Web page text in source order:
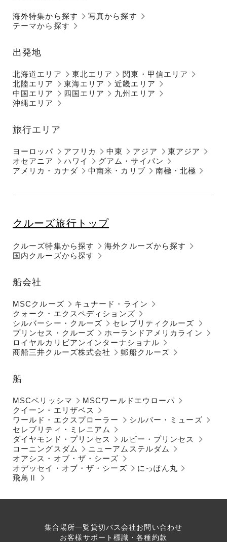
海外特集から探す
テーマから探す
写真から探す
出発地
北海道エリア 東北エリア
関東・甲信エリア
北陸エリア
東海エリア
近畿エリア
中国エリア
四国エリア
九州エリア
沖縄エリア
旅行エリア
ヨーロッパ アフリカ 中東 アジア
東アジア
オセアニア
ハワイ
グアム・サイパン
アメリカ・カナダ
中南米・カリブ 南極・北極
クルーズ旅行トップ
クルーズ特集から探す
国内クルーズから探す
海外クルーズから探す
船会社
MSCクルーズ
キュナード・ライン
クォーク・エクスペディションズ
シルバーシー・クルーズ
セレブリティクルーズ
プリンセス・クルーズ
ホーランドアメリカライン
ロイヤルカリビアンインターナショナル
商船三井クルーズ株式会社
郵船クルーズ
船
MSCベリッシマ
MSCワールドエウローパ
クイーン・エリザベス
ワールド・エクスプローラー
シルバー・ミューズ
セレブリティ・ミレニアム
ダイヤモンド・プリンセス
ルビー・プリンセス
コーニングスダム
ニューアムステルダム
オアシス・オブ・ザ・シーズ
オデッセイ・オブ・ザ・シーズ
にっぽん丸
飛鳥Ⅱ
集合場所一覧貸切バス会社お問い合わせ
お客様サポート 標識・各種約款